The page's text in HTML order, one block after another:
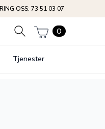
OSS: 73 51 03 07
0
Tjenester